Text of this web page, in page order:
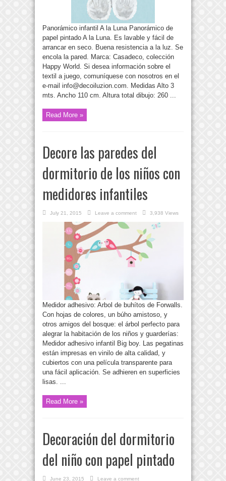
Panorámico infantil A la Luna Panorámico de
papel pintado A la Luna. Es lavable y fácil de
arrancar en seco. Buena resistencia a la luz. Se
encola la pared. Marca: Casadeco, colección
Happy World. Si desea información sobre el
textil a juego, comuníquese con nosotros en el
e-mail info@decoiluzion.com . Medidas Alto 3
mts. Ancho 110 cm. Altura total dibujo: 260 ...
Read More »
Decore las paredes del
dormitorio de los niños con
medidores infantiles
July 21, 2015 Leave a comment 3,938 Views
Medidor adhesivo: Arbol de buhítos de Forwalls.
Con hojas de colores, un búho amistoso, y
otros amigos del bosque: el árbol perfecto para
alegrar la habitación de los niños y guarderías:
Medidor adhesivo infantil Big boy. Las pegatinas
están impresas en vinilo de alta calidad, y
cubiertos con una película transparente para
una fácil aplicación. Se adhieren en superficies
lisas. ...
Read More »
Decoración del dormitorio
del niño con papel pintado
June 23, 2015 Leave a comment